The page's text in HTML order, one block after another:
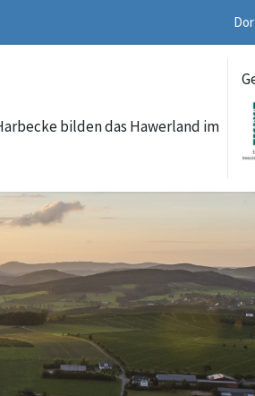
bilden das Hawerland im